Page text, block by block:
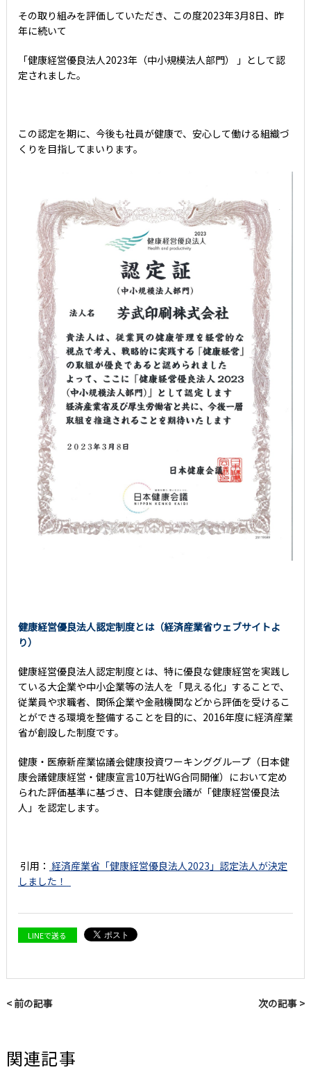
その取り組みを評価していただき、この度2023年3月8日、昨
年に続いて
「健康経営優良法人2023年（中小規模法人部門） 」として認
定されました。
この認定を期に、今後も社員が健康で、安心して働ける組織づ
くりを目指してまいります。
健康経営優良法人認定制度とは（経済産業省ウェブサイトよ
り）
健康経営優良法人認定制度とは、特に優良な健康経営を実践し
ている大企業や中小企業等の法人を「見える化」することで、
従業員や求職者、関係企業や金融機関などから評価を受けるこ
とができる環境を整備することを目的に、2016年度に経済産業
省が創設した制度です。
健康・医療新産業協議会健康投資ワーキンググループ（日本健
康会議健康経営・健康宣言10万社WG合同開催）において定め
られた評価基準に基づき、日本健康会議が「健康経営優良法
人」を認定します。
引用： 経済産業省「健康経営優良法人2023」認定法人が決定
しました！
LINEで送る
< 前の記事 次の記事 >
関連記事